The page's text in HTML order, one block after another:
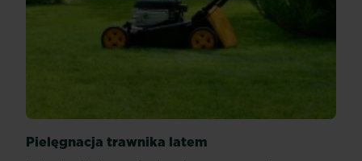
Pielęgnacja trawnika latem